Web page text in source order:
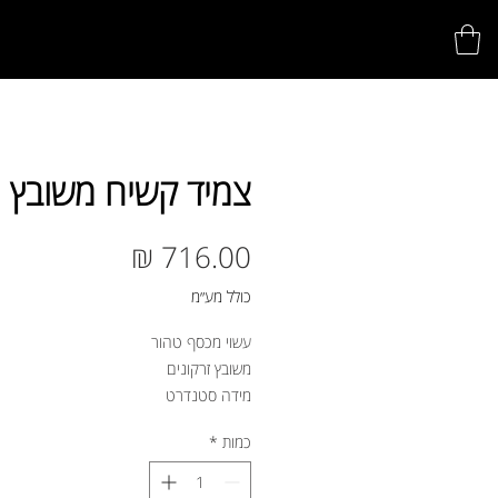
צמיד קשיח משובץ
כולל מע״מ
עשוי מכסף טהור
משובץ זרקונים
מידה סטנדרט
כמות *